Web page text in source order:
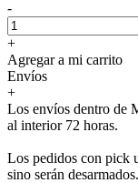
-
+
Agregar a mi carrito
Envíos
+
Los envíos dentro de
al interior 72 horas.
Los pedidos con pick
sino serán desarmados.